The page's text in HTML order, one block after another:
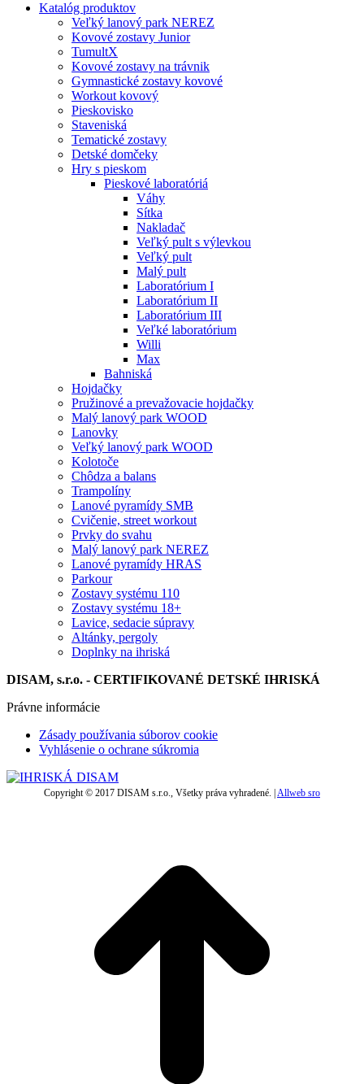
Katalóg produktov
Veľký lanový park NEREZ
Kovové zostavy Junior
TumultX
Kovové zostavy na trávnik
Gymnastické zostavy kovové
Workout kovový
Pieskovisko
Staveniská
Tematické zostavy
Detské domčeky
Hry s pieskom
Pieskové laboratóriá
Váhy
Sítka
Nakladač
Veľký pult s výlevkou
Veľký pult
Malý pult
Laboratórium I
Laboratórium II
Laboratórium III
Veľké laboratórium
Willi
Max
Bahniská
Hojdačky
Pružinové a prevažovacie hojdačky
Malý lanový park WOOD
Lanovky
Veľký lanový park WOOD
Kolotoče
Chôdza a balans
Trampolíny
Lanové pyramídy SMB
Cvičenie, street workout
Prvky do svahu
Malý lanový park NEREZ
Lanové pyramídy HRAS
Parkour
Zostavy systému 110
Zostavy systému 18+
Lavice, sedacie súpravy
Altánky, pergoly
Doplnky na ihriská
DISAM, s.r.o. - CERTIFIKOVANÉ DETSKÉ IHRISKÁ
Právne informácie
Zásady používania súborov cookie
Vyhlásenie o ochrane súkromia
Copyright © 2017 DISAM s.r.o., Všetky práva vyhradené. | Allweb sro